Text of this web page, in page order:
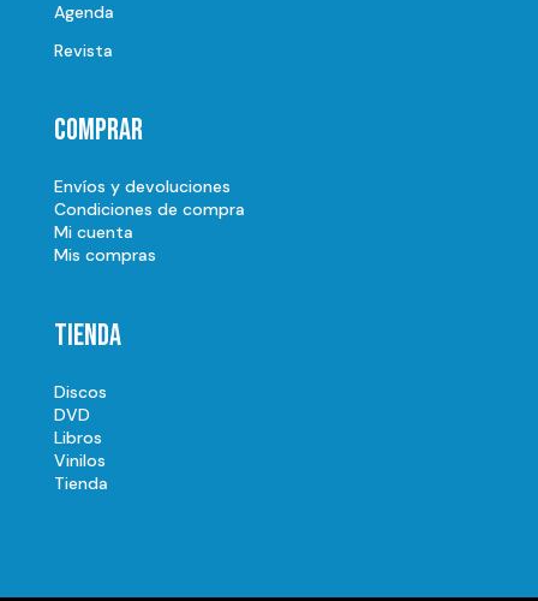
Agenda
Revista
Comprar
Envíos y devoluciones
Condiciones de compra
Mi cuenta
Mis compras
Tienda
Discos
DVD
Libros
Vinilos
Tienda